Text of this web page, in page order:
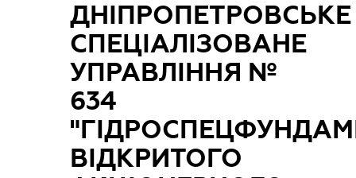
ДНІПРОПЕТРОВСЬКЕ
СПЕЦІАЛІЗОВАНЕ
УПРАВЛІННЯ №
634
ВІДКРИТОГО